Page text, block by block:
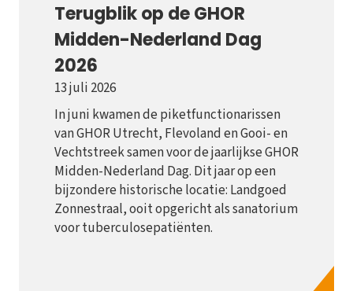
Terugblik op de GHOR
Midden-Nederland Dag
2026
13 juli 2026
In juni kwamen de piketfunctionarissen
van GHOR Utrecht, Flevoland en Gooi- en
Vechtstreek samen voor de jaarlijkse GHOR
Midden-Nederland Dag. Dit jaar op een
bijzondere historische locatie: Landgoed
Zonnestraal, ooit opgericht als sanatorium
voor tuberculosepatiënten.